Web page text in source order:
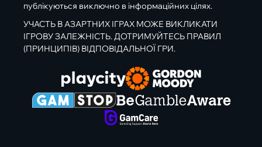
публікуються виключно в інформаційних цілях.
УЧАСТЬ В АЗАРТНИХ ІГРАХ МОЖЕ ВИКЛИКАТИ
ІГРОВУ ЗАЛЕЖНІСТЬ. ДОТРИМУЙТЕСЬ ПРАВИЛ
(ПРИНЦИПІВ) ВІДПОВІДАЛЬНОЇ ГРИ.